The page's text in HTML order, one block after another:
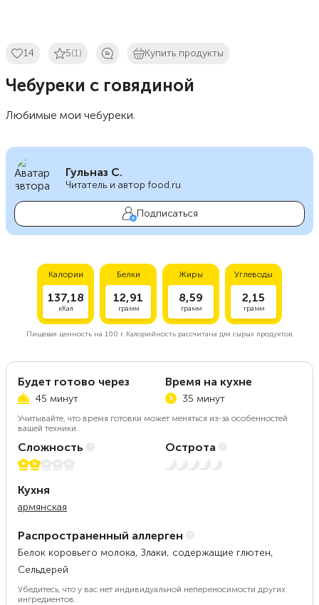
14 5(1) Купить продукты
Чебуреки с говядиной
Любимые мои чебуреки.
Гульназ С.
Читатель и автор food.ru
Подписаться
Калории
137,18
кКал
Белки
12,91
грамм
Жиры
8,59
грамм
Углеводы
2,15
грамм
Пищевая ценность на 100 г.Калорийность рассчитана для сырых продуктов.
Будет готово через
45 минут
Время на кухне
35 минут
Учитывайте, что время готовки может меняться из-за особенностей
вашей техники.
Сложность
2 из 5
Острота
Нет остроты
Кухня
армянская
Распространенный аллерген
Белок коровьего молока, Злаки, содержащие глютен,
Сельдерей
Убедитесь, что у вас нет индивидуальной непереносимости других
ингредиентов.